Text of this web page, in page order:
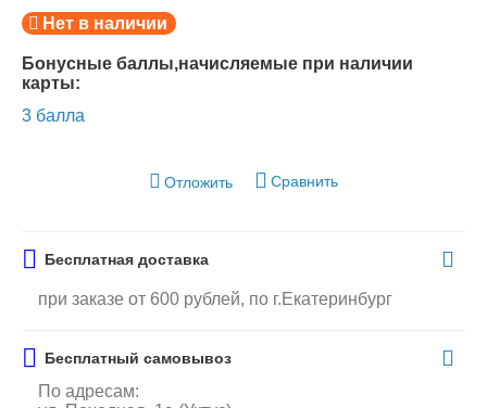
Нет в наличии
Бонусные баллы,начисляемые при наличии
карты:
3 балла
Отложить Сравнить
Бесплатная доставка
при заказе от 600 рублей, по г.Екатеринбург
Бесплатный самовывоз
По адресам: